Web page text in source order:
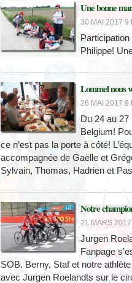
Une bonne
30 MAI 2017 9
Philippe!
Lommel nous
26 MAI 2017 9
Du 24 au
Belgium!
ce n’est pas la porte à côté!
accompagnée de Gaëlle et
Sylvain, Thomas, Hadrien et
Notre
21 MARS
Jurgen
Fanpage
SOB. Berny, Staf et notre
avec Jurgen Roelandts sur le